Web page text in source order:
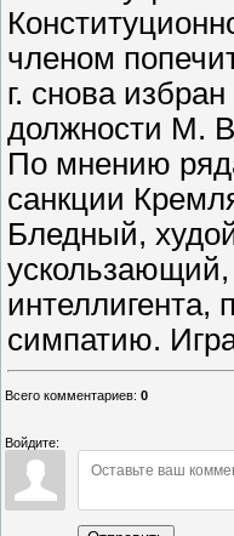
членом
г. снова
должности М.
По мнению
санкции
Бледный,
интеллигента,
симпатию.
Всего комментариев: 0
Войдите: